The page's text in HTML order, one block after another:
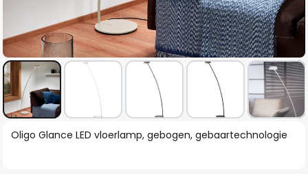
Ga
naar
Oligo Glance LED vloerlamp, gebogen, gebaartechnologie